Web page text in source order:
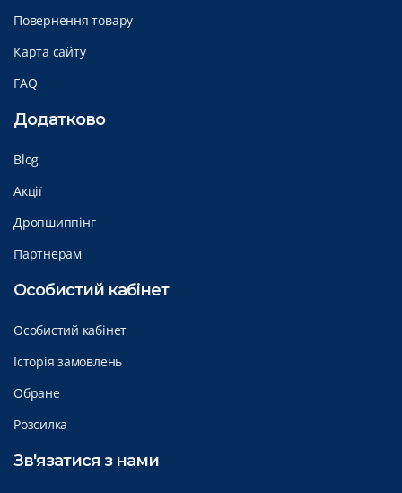
Повернення товару
Карта сайту
FAQ
Додатково
Blog
Акції
Дропшиппінг
Партнерам
Особистий кабінет
Особистий кабінет
Історія замовлень
Обране
Розсилка
Зв'язатися з нами